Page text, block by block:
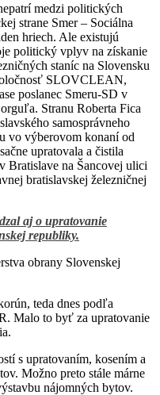
medzi politických
strane Smer – Sociálna
hriech. Ale existujú
politický vplyv na získanie
staníc na Slovensku
SLOVCLEAN,
poslanec Smeru-SD v
Stranu Roberta Fica
samosprávneho
vo výberovom konaní od
upratovala a čistila
Bratislave na Šancovej ulici
bratislavskej železničnej
aj o upratovanie
republiky.
obrany Slovenskej
teda dnes podľa
Malo to byť za upratovanie
s upratovaním, kosením a
Možno preto stále márne
nájomných bytov.